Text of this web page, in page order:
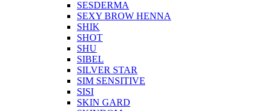
SESDERMA
SEXY BROW HENNA
SHIK
SHOT
SHU
SIBEL
SILVER STAR
SIM SENSITIVE
SISI
SKIN GARD